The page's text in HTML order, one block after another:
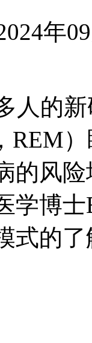
年
人的
REM
的风
学博
式的